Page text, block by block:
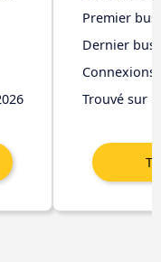
Premier bus
Dernier bus
Trouvé sur